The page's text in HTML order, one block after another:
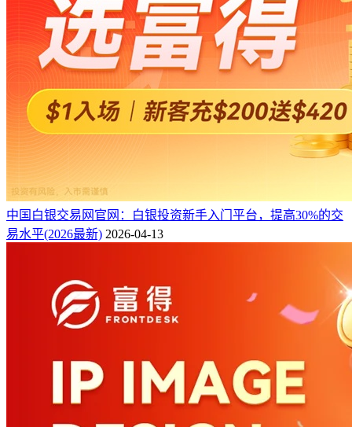
中国白银交易网官网：白银投资新手入门平台，提高30%的交
易水平(2026最新) 2026-04-13